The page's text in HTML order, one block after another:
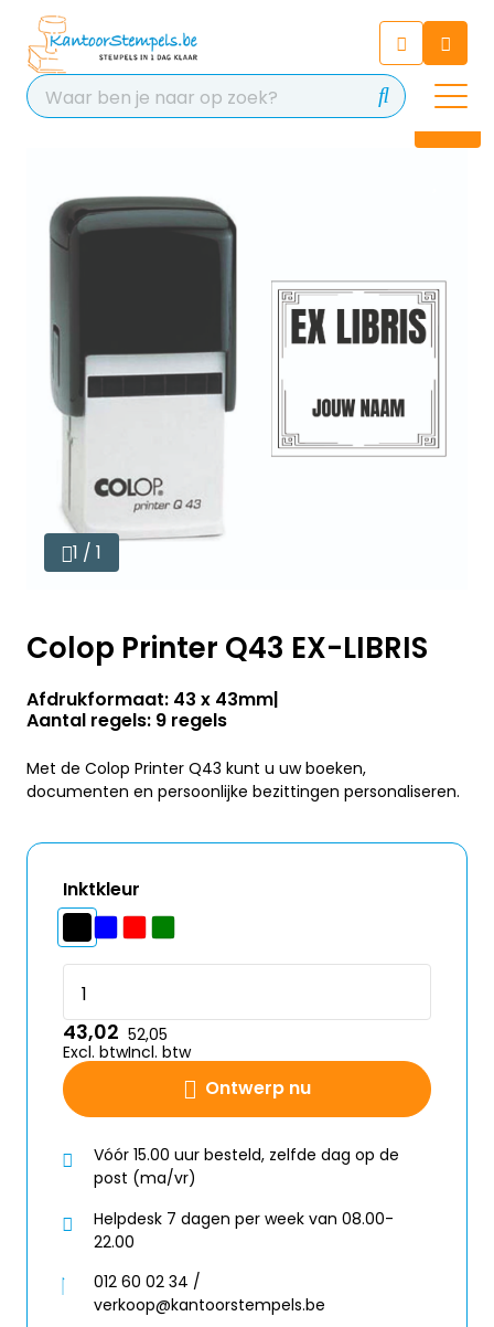
Chat 24/7 met onze chatbot
voor hulp
Contact
1 / 1
Colop Printer Q43 EX-LIBRIS
Afdrukformaat: 43 x 43mm
Aantal regels: 9 regels
Met de Colop Printer Q43 kunt u uw boeken,
documenten en persoonlijke bezittingen personaliseren.
Inktkleur
Ontwerp nu
43,02
Excl. btw
52,05
Incl. btw
Vóór 15.00 uur besteld, zelfde dag op de
post (ma/vr)
Helpdesk 7 dagen per week van 08.00-
22.00
012 60 02 34 /
verkoop@kantoorstempels.be